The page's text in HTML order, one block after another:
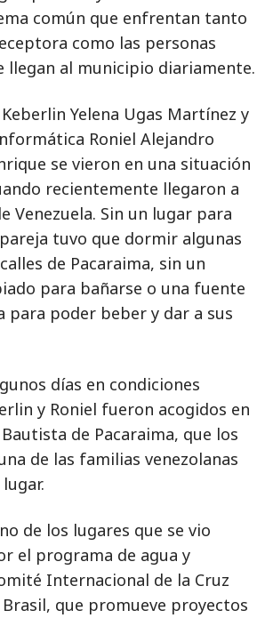
común que enfrentan tanto
como las personas
llegan al municipio diariamente.
Yelena Ugas Martínez y
Roniel Alejandro
se vieron en una situación
recientemente llegaron a
Venezuela. Sin un lugar para
tuvo que dormir algunas
de Pacaraima, sin un
para bañarse o una fuente
para poder beber y dar a sus
días en condiciones
y Roniel fueron acogidos en
de Pacaraima, que los
de las familias venezolanas
de los lugares que se vio
el programa de agua y
Internacional de la Cruz
Brasil, que promueve proyectos